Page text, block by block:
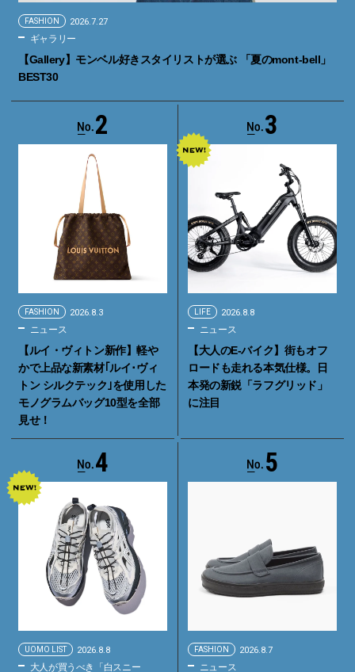
FASHION 2026.7.27
ギャラリー
【Gallery】モンベル好きスタイリストが選ぶ 「夏のmont-bell」
BEST30
2
FASHION 2026.8.3
ニュース
【ルイ・ヴィトン新作】軽や
かで上品な新素材｢ルイ･ヴィ
トン シルクテック｣を使用した
モノグラムバッグ10型を全部
見せ！
3
LIFE 2026.8.8
ニュース
【大人のE-バイク】街もオフ
ロードも走れる本気仕様。日
本発の新鋭「ラフグリッド」
に注目
4
UOMO LIST 2026.8.8
大人が買うべき「白スニー
5
FASHION 2026.8.7
ニュース